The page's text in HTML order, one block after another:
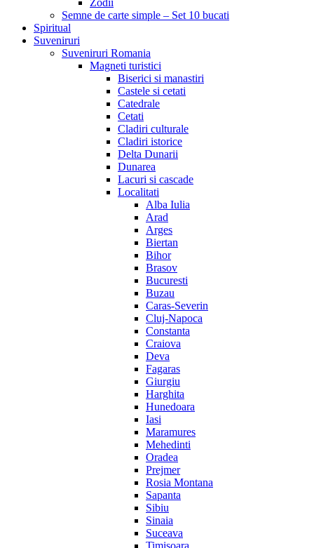
Zodii
Semne de carte simple – Set 10 bucati
Spiritual
Suveniruri
Suveniruri Romania
Magneti turistici
Biserici si manastiri
Castele si cetati
Catedrale
Cetati
Cladiri culturale
Cladiri istorice
Delta Dunarii
Dunarea
Lacuri si cascade
Localitati
Alba Iulia
Arad
Arges
Biertan
Bihor
Brasov
Bucuresti
Buzau
Caras-Severin
Cluj-Napoca
Constanta
Craiova
Deva
Fagaras
Giurgiu
Harghita
Hunedoara
Iasi
Maramures
Mehedinti
Oradea
Prejmer
Rosia Montana
Sapanta
Sibiu
Sinaia
Suceava
Timisoara